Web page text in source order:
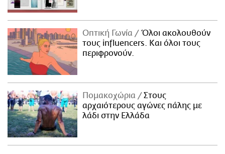
Οπτική Γωνία
Όλοι ακολουθούν
τους influencers. Και όλοι τους
περιφρονούν.
Πομακοχώρια
Στους
αρχαιότερους αγώνες πάλης με
λάδι στην Ελλάδα